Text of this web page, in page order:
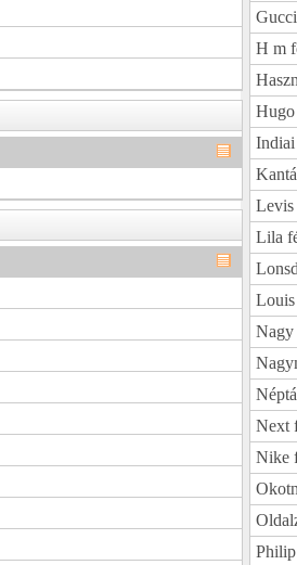
H m
Hugo
Levis
Lila
Nagy
Next
Nike